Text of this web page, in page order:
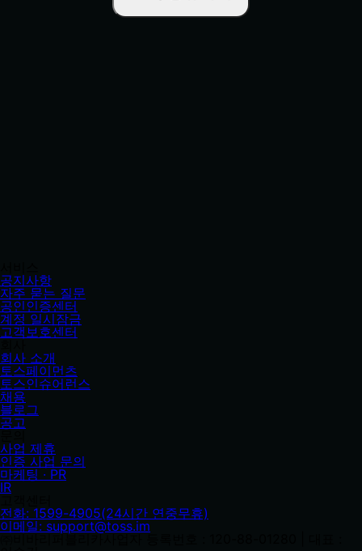
공지사항
자주 묻는 질문
공인인증센터
계정 일시잠금
고객보호센터
회사 소개
토스페이먼츠
토스인슈어런스
채용
블로그
공고
사업 제휴
인증 사업 문의
마케팅 · PR
IR
전화: 1599-4905(24시간 연중무휴)
이메일: support@toss.im
㈜비바리퍼블리카